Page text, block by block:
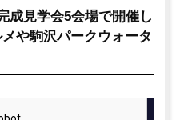
成見学会5会場で開催し
や駒沢パークウォータ